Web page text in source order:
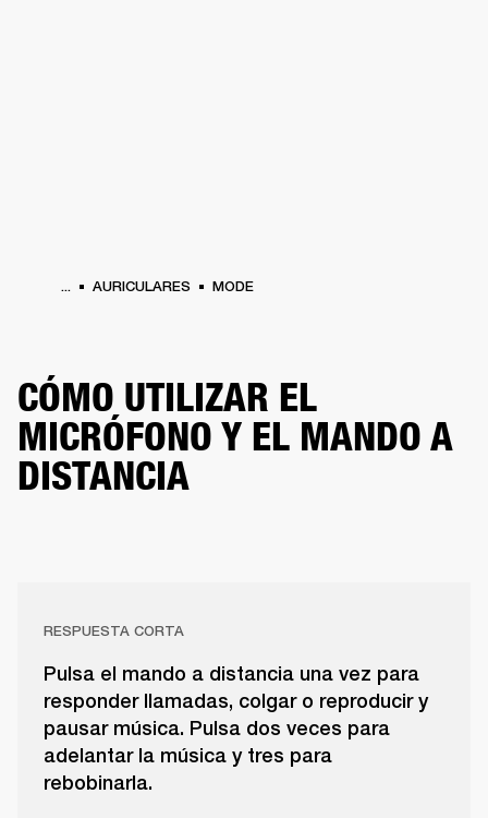
... AURICULARES MODE
CÓMO UTILIZAR EL
MICRÓFONO Y EL MANDO A
DISTANCIA
RESPUESTA CORTA
Pulsa el mando a distancia una vez para
responder llamadas, colgar o reproducir y
pausar música. Pulsa dos veces para
adelantar la música y tres para
rebobinarla.